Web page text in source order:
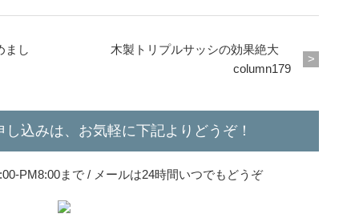
まし
木製トリプルサッシの効果絶大
column179
込みは、お気軽に下記よりどうぞ！
PM8:00まで / メールは24時間いつでもどうぞ